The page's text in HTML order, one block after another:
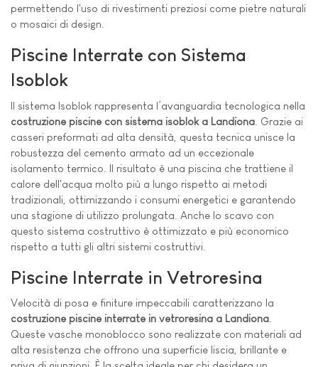
permettendo l'uso di rivestimenti preziosi come pietre naturali
o mosaici di design.
Piscine Interrate con Sistema
Isoblok
Il sistema Isoblok rappresenta l’avanguardia tecnologica nella
costruzione piscine con sistema isoblok a Landiona . Grazie ai
casseri preformati ad alta densità, questa tecnica unisce la
robustezza del cemento armato ad un eccezionale
isolamento termico. Il risultato è una piscina che trattiene il
calore dell'acqua molto più a lungo rispetto ai metodi
tradizionali, ottimizzando i consumi energetici e garantendo
una stagione di utilizzo prolungata. Anche lo scavo con
questo sistema costruttivo è ottimizzato e più economico
rispetto a tutti gli altri sistemi costruttivi.
Piscine Interrate in Vetroresina
Velocità di posa e finiture impeccabili caratterizzano la
costruzione piscine interrate in vetroresina a Landiona.
Queste vasche monoblocco sono realizzate con materiali ad
alta resistenza che offrono una superficie liscia, brillante e